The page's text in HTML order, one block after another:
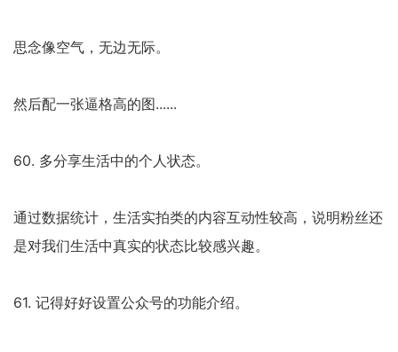
思念像空气，无边无际。
然后配一张逼格高的图......
60. 多分享生活中的个人状态。
通过数据统计，生活实拍类的内容互动性较高，说明粉丝还
是对我们生活中真实的状态比较感兴趣。
61. 记得好好设置公众号的功能介绍。